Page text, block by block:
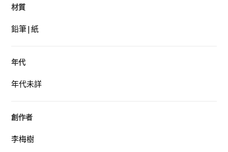
材質
鉛筆|紙
年代
年代未詳
創作者
李梅樹